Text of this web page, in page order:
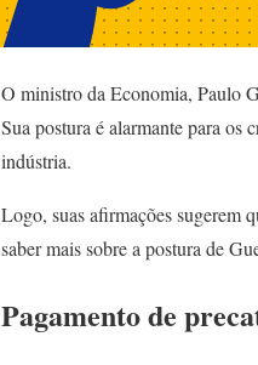
O ministro da Economia, Paulo
Sua postura é alarmante para os
indústria.
Logo, suas afirmações sugerem
saber mais sobre a postura de
Pagamento de